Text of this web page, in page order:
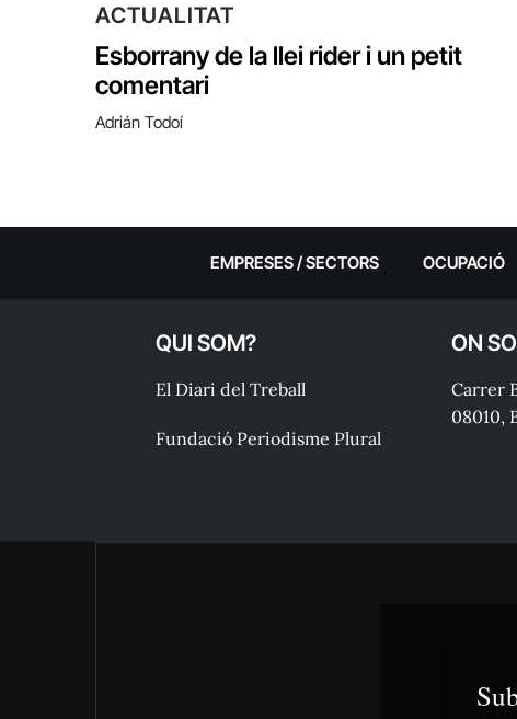
ACTUALITAT
Esborrany de la llei rider i un petit
comentari
Adrián Todoí
EMPRESES / SECTORS OCUPACIÓ
QUI SOM?
El Diari del Treball
Fundació Periodisme Plural
ON
Carrer
08010,